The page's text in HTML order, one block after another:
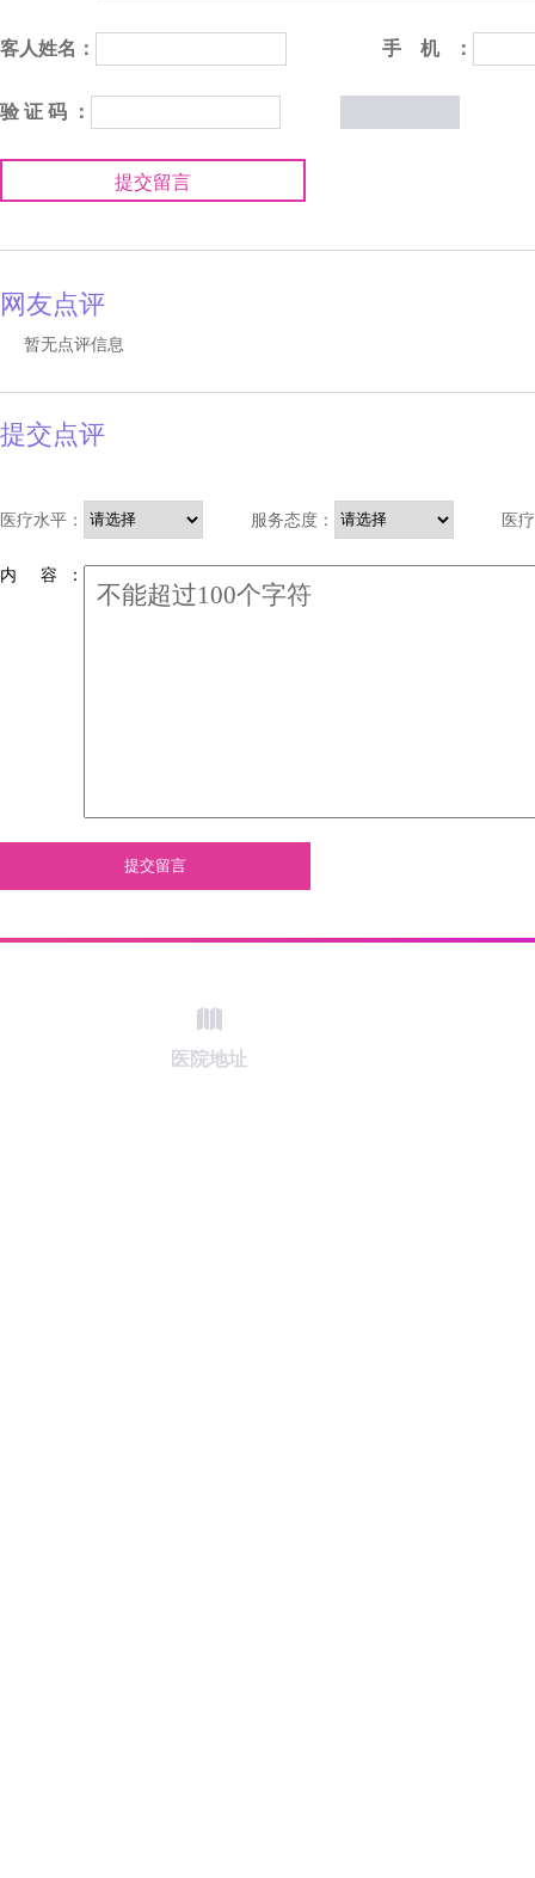
客人姓名： 手 机 ：
验 证 码 ：
提交留言
网友点评
暂无点评信息
提交点评
医疗水平： 服务态度： 医
内 容 ：
提交留言
医院地址